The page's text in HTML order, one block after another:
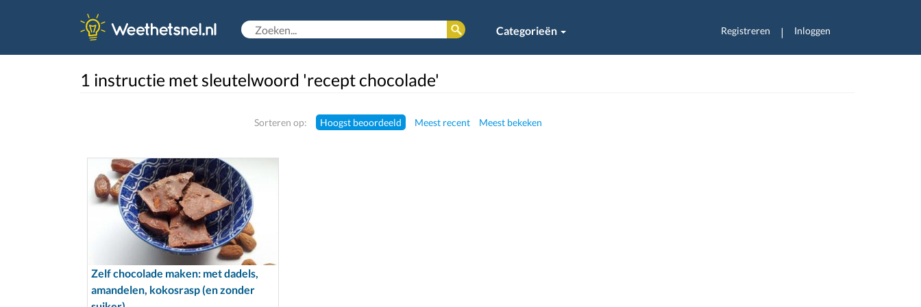
Categorieën Registreren | Inloggen
1 instructie met sleutelwoord 'recept chocolade'
Sorteren op: Hoogst beoordeeld Meest recent Meest bekeken
Zelf chocolade maken: met dadels,
amandelen, kokosrasp (en zonder